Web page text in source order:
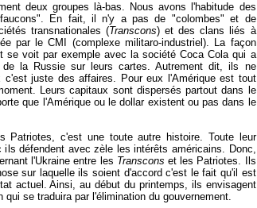
deux groupes là-bas. Nous avons l'habitude des
En fait, il n'y a pas de "colombes" et de
transnationales (Transcons) et des clans liés à
par le CMI (complexe militaro-industriel). La façon
se voit par exemple avec la société Coca Cola qui a
la Russie sur leurs cartes. Autrement dit, ils ne
c'est juste des affaires. Pour eux l'Amérique est tout
Leurs capitaux sont dispersés partout dans le
que l'Amérique ou le dollar existent ou pas dans le
Patriotes, c'est une toute autre histoire. Toute leur
défendent avec zèle les intérêts américains. Donc,
l'Ukraine entre les Transcons et les Patriotes. Ils
sur laquelle ils soient d'accord c'est le fait qu'il est
actuel. Ainsi, au début du printemps, ils envisagent
se traduira par l'élimination du gouvernement.